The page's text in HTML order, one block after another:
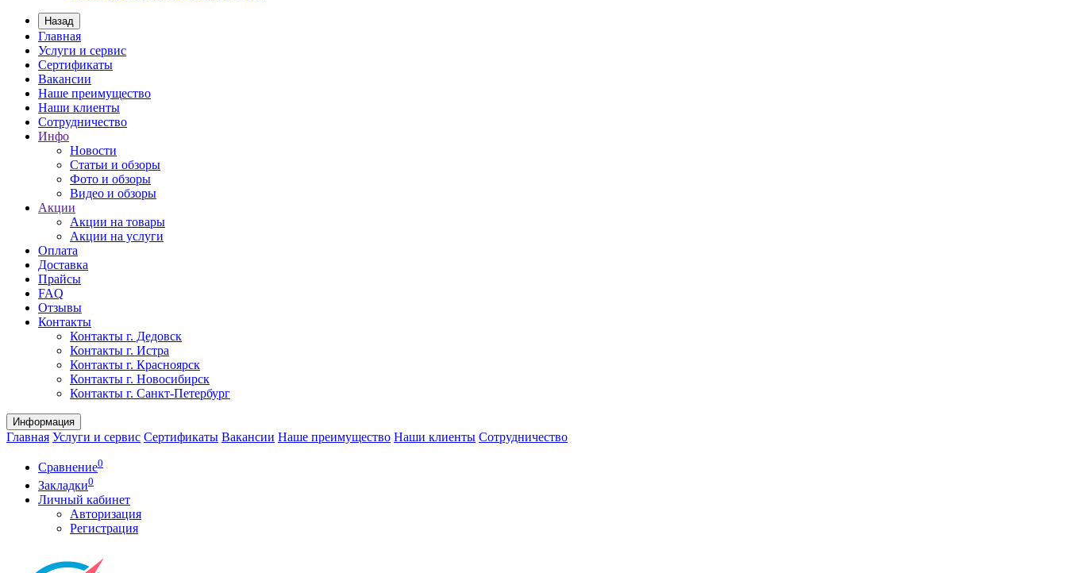
Назад
Главная
Услуги и сервис
Сертификаты
Вакансии
Наше преимущество
Наши клиенты
Сотрудничество
Инфо
Новости
Статьи и обзоры
Фото и обзоры
Видео и обзоры
Акции
Акции на товары
Акции на услуги
Оплата
Доставка
Прайсы
FAQ
Отзывы
Контакты
Контакты г. Дедовск
Контакты г. Истра
Контакты г. Красноярск
Контакты г. Новосибирск
Контакты г. Санкт-Петербург
Информация
Главная Услуги и сервис Сертификаты Вакансии Наше преимущество Наши клиенты Сотрудничество
Сравнение0
Закладки0
Личный кабинет
Авторизация
Регистрация